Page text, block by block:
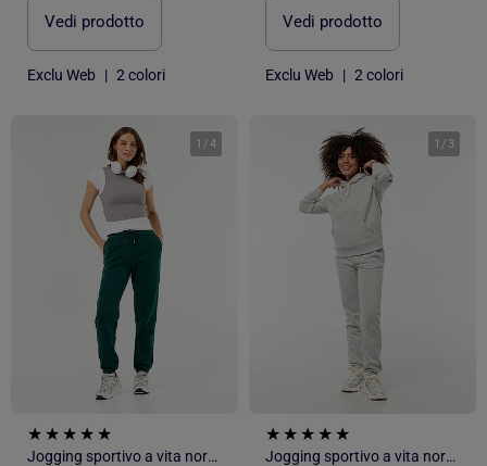
Vedi prodotto
Exclu Web | 2 colori
Vedi prodotto
Exclu Web | 2 colori
1 /4
Jogging sportivo a vita normale
1 / 3
Jogging sportivo a vita normale